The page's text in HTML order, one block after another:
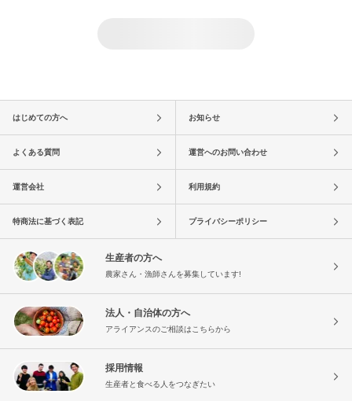
はじめての方へ お知らせ
よくある質問 運営へのお問い合わせ
運営会社 利用規約
特商法に基づく表記 プライバシーポリシー
生産者の方へ
農家さん・漁師さんを募集しています!
法人・自治体の方へ
アライアンスのご相談はこちらから
採用情報
生産者と食べる人をつなぎたい